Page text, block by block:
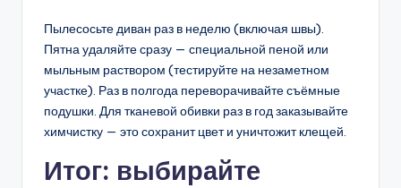
Пылесосьте диван раз в неделю (включая швы).
Пятна удаляйте сразу — специальной пеной или
мыльным раствором (тестируйте на незаметном
участке). Раз в полгода переворачивайте съёмные
подушки. Для тканевой обивки раз в год заказывайте
химчистку — это сохранит цвет и уничтожит клещей.
Итог: выбирайте